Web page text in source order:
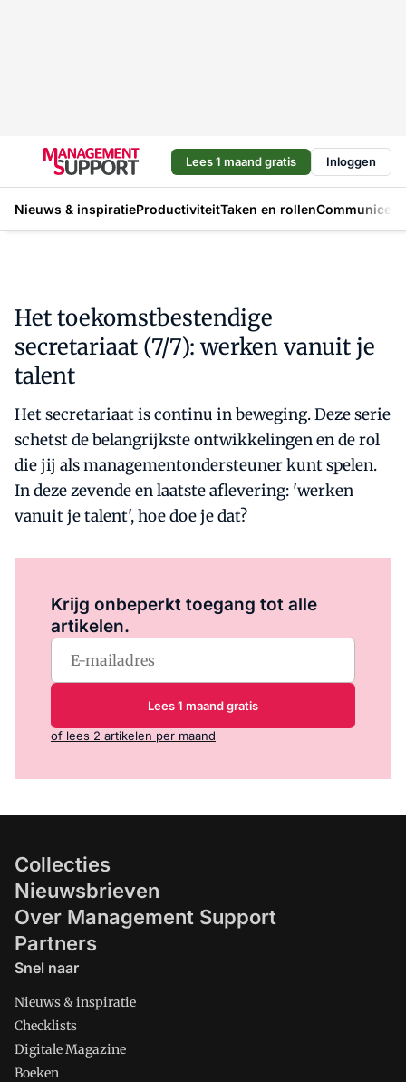
Lees 1 maand gratis Inloggen
Nieuws & inspiratieProductiviteitTaken en rollen
Het toekomstbestendige
secretariaat (7/7): werken vanuit je
talent
Het secretariaat is continu in beweging. Deze serie
schetst de belangrijkste ontwikkelingen en de rol
die jij als managementondersteuner kunt spelen.
In deze zevende en laatste aflevering: 'werken
vanuit je talent', hoe doe je dat?
Krijg onbeperkt toegang tot alle
artikelen.
Lees 1 maand gratis
of lees 2 artikelen per maand
Collecties
Nieuwsbrieven
Over Management Support
Partners
Snel naar
Nieuws & inspiratie
Checklists
Digitale Magazine
Boeken